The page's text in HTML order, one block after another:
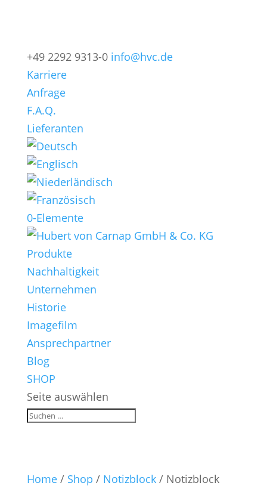
+49 2292 9313-0 info@hvc.de
Karriere
Anfrage
F.A.Q.
Lieferanten
0-Elemente
Produkte
Nachhaltigkeit
Unternehmen
Historie
Imagefilm
Ansprechpartner
Blog
SHOP
Seite auswählen
Home/ Shop / Notizblock/ Notizblock